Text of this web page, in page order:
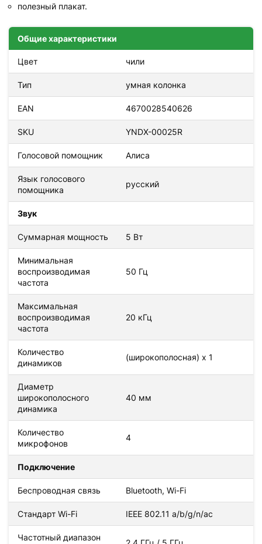
полезный плакат.
Общие характеристики
Цвет чили
Тип умная колонка
EAN 4670028540626
SKU YNDX-00025R
Голосовой помощник Алиса
Язык голосового
помощника
русский
Звук
Суммарная мощность 5 Вт
Минимальная
воспроизводимая
частота
50 Гц
Максимальная
воспроизводимая
частота
20 кГц
Количество
динамиков
(широкополосная) x 1
Диаметр
широкополосного
динамика
40 мм
Количество
микрофонов
4
Подключение
Беспроводная связь Bluetooth, Wi-Fi
Стандарт Wi-Fi IEEE 802.11 a/b/g/n/ac
Частотный диапазон